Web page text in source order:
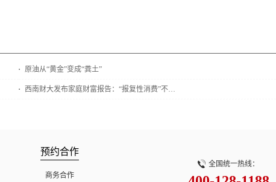
原油从“黄金”变成“粪土”
西南财大发布家庭财富报告：“报复性消费”不太可能
预约合作
商务合作
全国统一热线：